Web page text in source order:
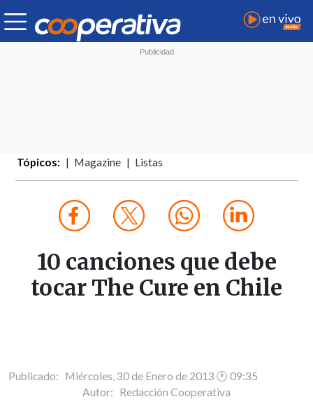
Tópicos: Magazine Listas
10 canciones que debe
tocar The Cure en Chile
Publicado: Miércoles, 30 de Enero de 2013 🕐 09:35
Autor: Redacción Cooperativa